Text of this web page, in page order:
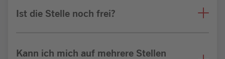
Ist die Stelle noch frei?
Kann ich mich auf mehrere Stellen